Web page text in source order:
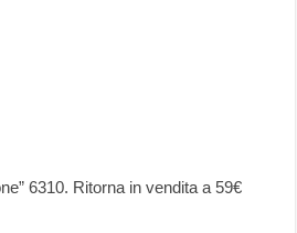
6310. Ritorna in vendita a 59€